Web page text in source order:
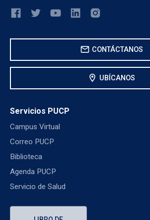
mail CONTÁCTANOS
location_on UBÍCANOS
Servicios PUCP
Campus Virtual
Correo PUCP
Biblioteca
Agenda PUCP
Servicio de Salud